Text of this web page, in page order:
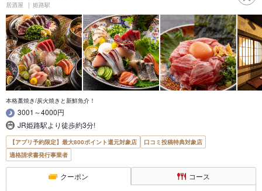
居酒屋 姫路駅
本格藁焼き/炭火焼きと新鮮魚介！
3001～4000円
JR姫路駅より徒歩約3分!
【アプリ予約限定】最大800ポイント還元対象店
口コミ投稿特典対象店
適格請求書発行事業者
クーポン コース